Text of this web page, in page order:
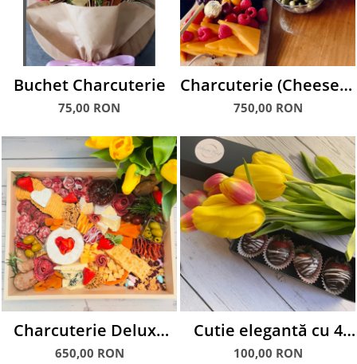
Buchet Charcuterie
75,00 RON
Charcuterie (Cheese &
Meat) Bar Evenimente
750,00 RON
Charcuterie Deluxe
Box
650,00 RON
Cutie elegantă cu 4
căpșuni glasate în
100,00 RON